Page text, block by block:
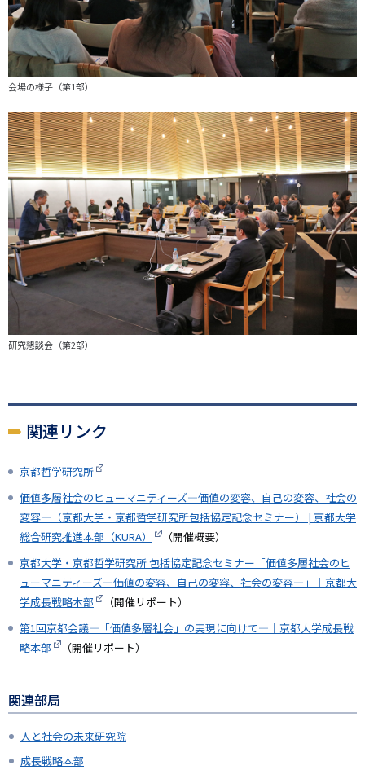
会場の様子（第1部）
研究懇談会（第2部）
関連リンク
京都哲学研究所
価値多層社会のヒューマニティーズ―価値の変容、自己の変容、社会の
変容―（京都大学・京都哲学研究所包括協定記念セミナー） | 京都大学
総合研究推進本部（KURA）
（開催概要）
京都大学・京都哲学研究所 包括協定記念セミナー「価値多層社会のヒ
ューマニティーズ―価値の変容、自己の変容、社会の変容―」｜京都大
学成長戦略本部
（開催リポート）
第1回京都会議―「価値多層社会」の実現に向けて―｜京都大学成長戦
略本部
（開催リポート）
関連部局
人と社会の未来研究院
成長戦略本部